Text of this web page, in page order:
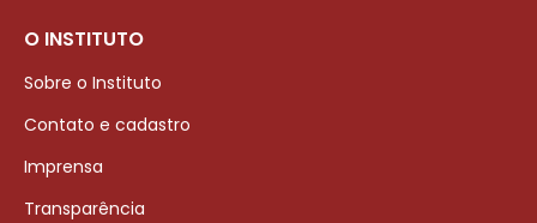
O INSTITUTO
Sobre o Instituto
Contato e cadastro
Imprensa
Transparência